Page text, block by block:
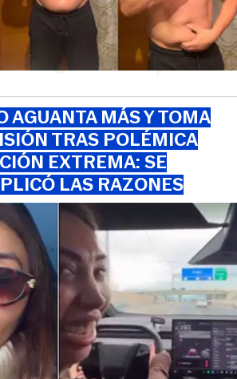
AGUANTA MÁS Y TOMA
TRAS POLÉMICA
EXTREMA: SE
LAS RAZONES